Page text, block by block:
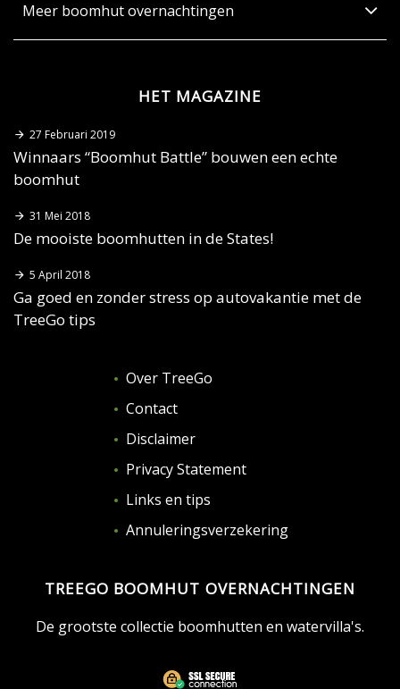
Meer boomhut overnachtingen
HET MAGAZINE
27 Februari 2019
Winnaars “Boomhut Battle” bouwen een echte
boomhut
31 Mei 2018
De mooiste boomhutten in de States!
5 April 2018
Ga goed en zonder stress op autovakantie met de
TreeGo tips
Over TreeGo
Contact
Disclaimer
Privacy Statement
Links en tips
Annuleringsverzekering
TREEGO BOOMHUT OVERNACHTINGEN
De grootste collectie boomhutten en watervilla's.